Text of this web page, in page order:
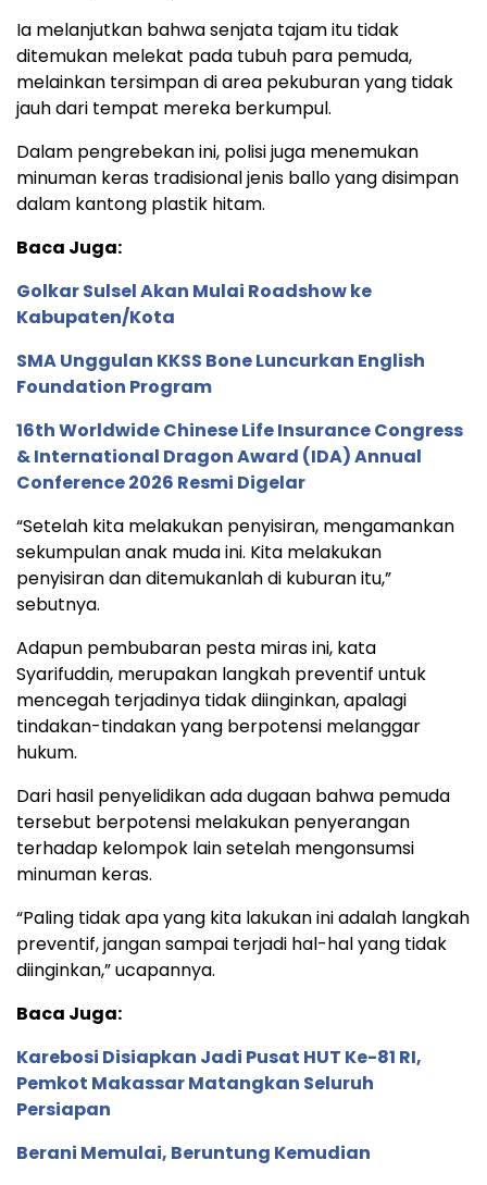
Ia melanjutkan bahwa senjata tajam itu tidak
ditemukan melekat pada tubuh para pemuda,
melainkan tersimpan di area pekuburan yang tidak
jauh dari tempat mereka berkumpul.
Dalam pengrebekan ini, polisi juga menemukan
minuman keras tradisional jenis ballo yang disimpan
dalam kantong plastik hitam.
Baca Juga:
Golkar Sulsel Akan Mulai Roadshow ke
Kabupaten/Kota
SMA Unggulan KKSS Bone Luncurkan English
Foundation Program
16th Worldwide Chinese Life Insurance Congress
& International Dragon Award (IDA) Annual
Conference 2026 Resmi Digelar
“Setelah kita melakukan penyisiran, mengamankan
sekumpulan anak muda ini. Kita melakukan
penyisiran dan ditemukanlah di kuburan itu,”
sebutnya.
Adapun pembubaran pesta miras ini, kata
Syarifuddin, merupakan langkah preventif untuk
mencegah terjadinya tidak diinginkan, apalagi
tindakan-tindakan yang berpotensi melanggar
hukum.
Dari hasil penyelidikan ada dugaan bahwa pemuda
tersebut berpotensi melakukan penyerangan
terhadap kelompok lain setelah mengonsumsi
minuman keras.
“Paling tidak apa yang kita lakukan ini adalah langkah
preventif, jangan sampai terjadi hal-hal yang tidak
diinginkan,” ucapannya.
Baca Juga:
Karebosi Disiapkan Jadi Pusat HUT Ke-81 RI,
Pemkot Makassar Matangkan Seluruh
Persiapan
Berani Memulai, Beruntung Kemudian